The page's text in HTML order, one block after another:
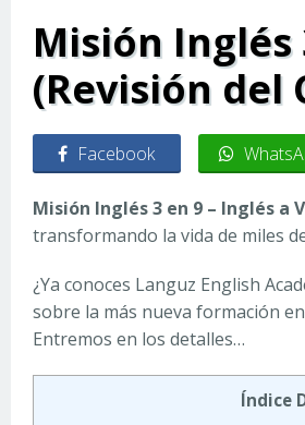
Misión Inglés
(Revisión del
Facebook
Misión Inglés 3 en 9 – Inglés a
transformando la vida de miles
¿Ya conoces Languz English
sobre la más nueva formación
Entremos en los detalles…
Índice